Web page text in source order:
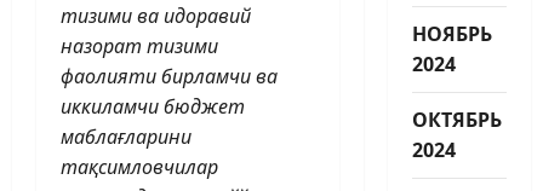
тизими ва идоравий
назорат тизими
фаолияти бирламчи ва
иккиламчи бюджет
маблағларини
тақсимловчилар
НОЯБРЬ
2024
ОКТЯБРЬ
2024